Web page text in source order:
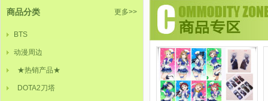
商品分类 更多>>
BTS
动漫周边
★热销产品★
DOTA2刀塔